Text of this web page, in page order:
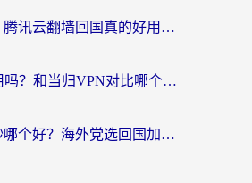
海外党必看：腾讯云翻墙回国真的好用吗？+ 3步选对回国加速器指南
穿梭VPN好用吗？和当归VPN对比哪个回国效果更好？海外党亲测实用指南
穿梭和六毫秒哪个好？海外党选回国加速器的避坑指南，附番茄加速器实测